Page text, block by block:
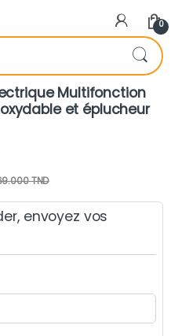
0
Multifonction
et éplucheur
TND
envoyez vos